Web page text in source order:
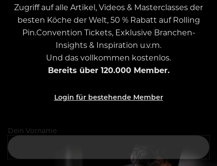
Zugriff auf alle Artikel, Videos & Masterclasses der
besten Köche der Welt, 50 % Rabatt auf Rolling
Pin.Convention Tickets, Exklusive Branchen-
Insights & Inspiration u.v.m.
Und das vollkommen kostenlos.
Bereits über 120.000 Member.
Login für bestehende Member
Dein Vorname